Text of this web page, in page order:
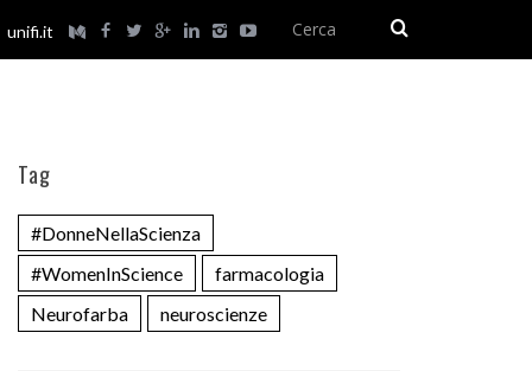
unifi.it
Tag
#DonneNellaScienza
#WomenInScience
farmacologia
Neurofarba
neuroscienze